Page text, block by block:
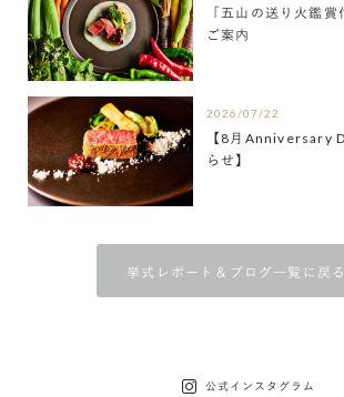
「五山の送り火鑑
ご案内
2026/07/22
【8月Anniversary
らせ】
挙式レポート＆ブログ一覧に戻る
公式インスタグラム